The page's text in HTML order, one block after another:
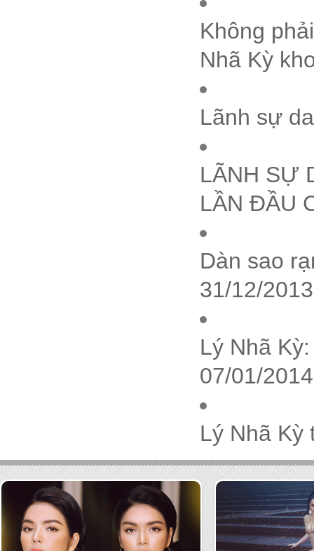
Không
Nhã Kỳ
Lãnh sự
LÃNH SỰ
LẦN ĐẦU
Dàn sao
31/12/2013
Lý Nhã
07/01/2014
Lý Nhã Kỳ